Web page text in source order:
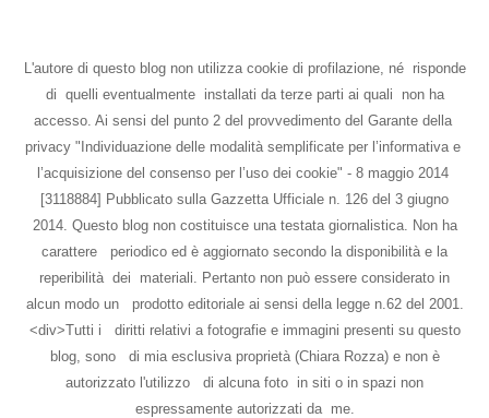
L'autore di questo blog non utilizza cookie di profilazione, né risponde
di quelli eventualmente installati da terze parti ai quali non ha
accesso. Ai sensi del punto 2 del provvedimento del Garante della
privacy "Individuazione delle modalità semplificate per l’informativa e
l’acquisizione del consenso per l’uso dei cookie" - 8 maggio 2014
[3118884] Pubblicato sulla Gazzetta Ufficiale n. 126 del 3 giugno
2014. Questo blog non costituisce una testata giornalistica. Non ha
carattere periodico ed è aggiornato secondo la disponibilità e la
reperibilità dei materiali. Pertanto non può essere considerato in
alcun modo un prodotto editoriale ai sensi della legge n.62 del 2001.
<div>Tutti i diritti relativi a fotografie e immagini presenti su questo
blog, sono di mia esclusiva proprietà (Chiara Rozza) e non è
autorizzato l'utilizzo di alcuna foto in siti o in spazi non
espressamente autorizzati da me.